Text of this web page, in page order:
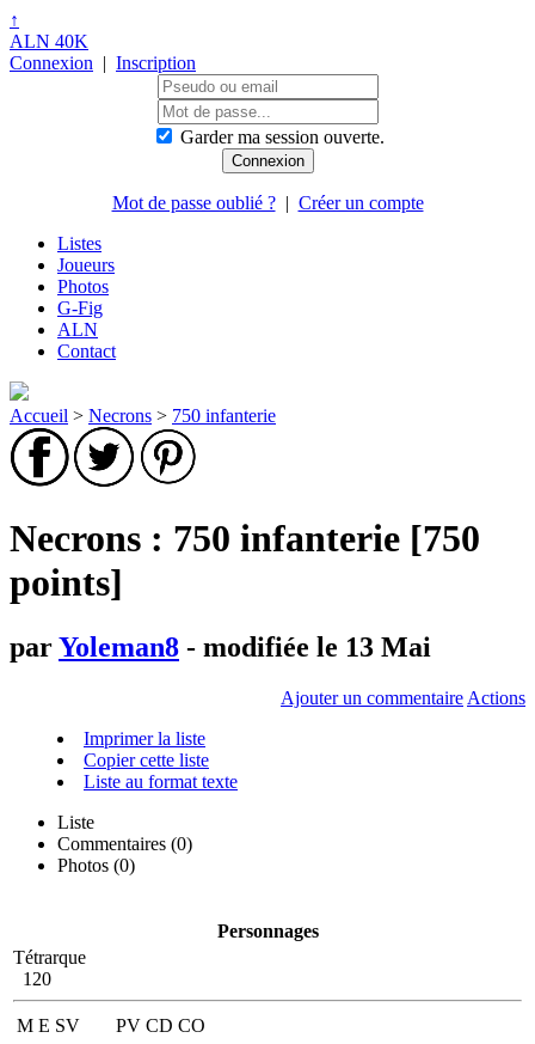
↑
ALN 40K
Connexion | Inscription
Garder ma session ouverte.
Mot de passe oublié ?| Créer un compte
Listes
Joueurs
Photos
G-Fig
ALN
Contact
Accueil > Necrons > 750 infanterie
Necrons : 750 infanterie [750
points]
parYoleman8 - modifiée le 13 Mai
Ajouter un commentaire Actions
Imprimer la liste
Copier cette liste
Liste au format texte
Liste
Commentaires (0)
Photos (0)
Personnages
Tétrarque
120
M E SV PV CD CO